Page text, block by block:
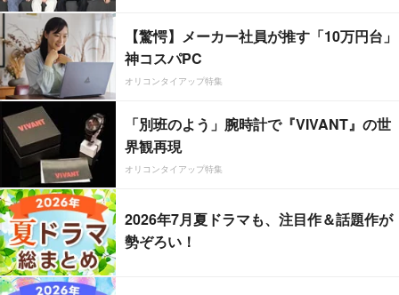
【驚愕】メーカー社員が推す「10万円台」
神コスパPC
オリコンタイアップ特集
「別班のよう」腕時計で『VIVANT』の世
界観再現
オリコンタイアップ特集
2026年7月夏ドラマも、注目作＆話題作が
勢ぞろい！